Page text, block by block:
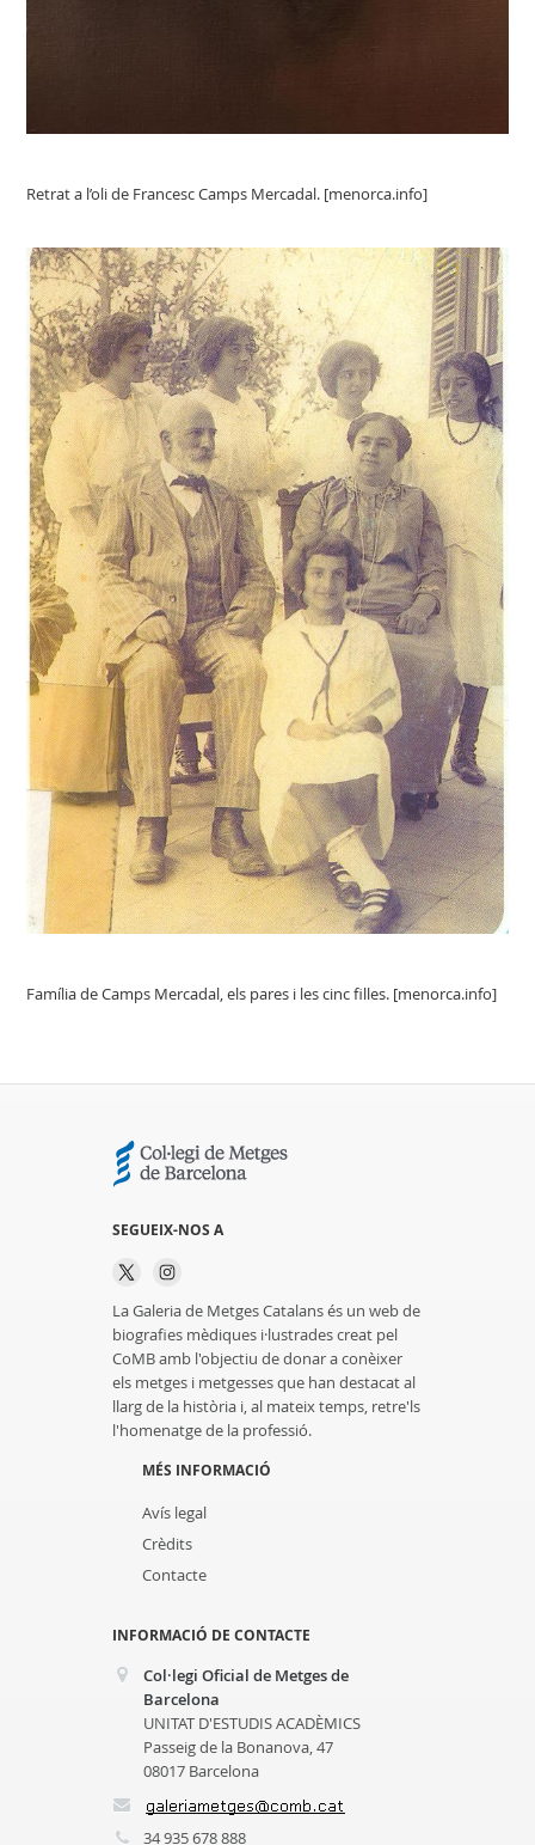
Retrat a l’oli de Francesc Camps Mercadal. [menorca.info]
Família de Camps Mercadal, els pares i les cinc filles. [menorca.info]
SEGUEIX-NOS A
La Galeria de Metges Catalans és un web de
biografies mèdiques i·lustrades creat pel
CoMB amb l'objectiu de donar a conèixer
els metges i metgesses que han destacat al
llarg de la història i, al mateix temps, retre'ls
l'homenatge de la professió.
MÉS INFORMACIÓ
Avís legal
Crèdits
Contacte
INFORMACIÓ DE CONTACTE
Col·legi Oficial de Metges de
Barcelona
UNITAT D'ESTUDIS ACADÈMICS
Passeig de la Bonanova, 47
08017 Barcelona
34 935 678 888